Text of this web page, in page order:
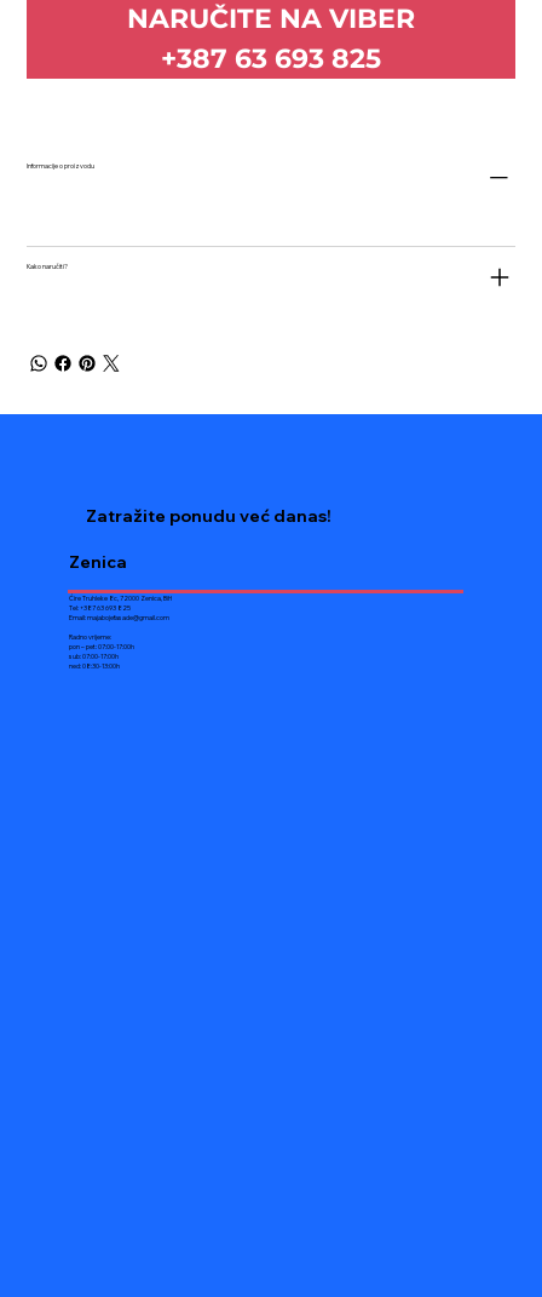
NARUČITE NA VIBER
+387 63 693 825
Informacije o proizvodu
Kako naručiti?
Zatražite ponudu već danas!
Ćire Truhleke 8c, 72000 Zenica, BiH
Tel: +387 63 693 825
Email:majabojefasade@gmail.com
Radno vrijeme:
pon – pet: 07:00-17:00h
sub: 07:00-17:00h
ned: 08:30-13:00h
Zenica